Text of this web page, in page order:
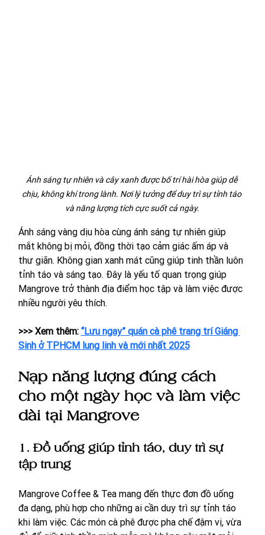
Ánh sáng tự nhiên và cây xanh được bố trí hài hòa giúp dễ
chịu, không khí trong lành. Nơi lý tưởng để duy trì sự tỉnh táo
và năng lượng tích cực suốt cả ngày.
Ánh sáng vàng dịu hòa cùng ánh sáng tự nhiên giúp
mắt không bị mỏi, đồng thời tạo cảm giác ấm áp và
thư giãn. Không gian xanh mát cũng giúp tinh thần luôn
tỉnh táo và sáng tạo. Đây là yếu tố quan trọng giúp
Mangrove trở thành địa điểm học tập và làm việc được
nhiều người yêu thích.
>>> Xem thêm: “Lưu ngay” quán cà phê trang trí Giáng
Sinh ở TPHCM lung linh và mới nhất 2025
Nạp năng lượng đúng cách
cho một ngày học và làm việc
dài tại Mangrove
1. Đồ uống giúp tỉnh táo, duy trì sự
tập trung
Mangrove Coffee & Tea mang đến thực đơn đồ uống
đa dạng, phù hợp cho những ai cần duy trì sự tỉnh táo
khi làm việc. Các món cà phê được pha chế đậm vị, vừa